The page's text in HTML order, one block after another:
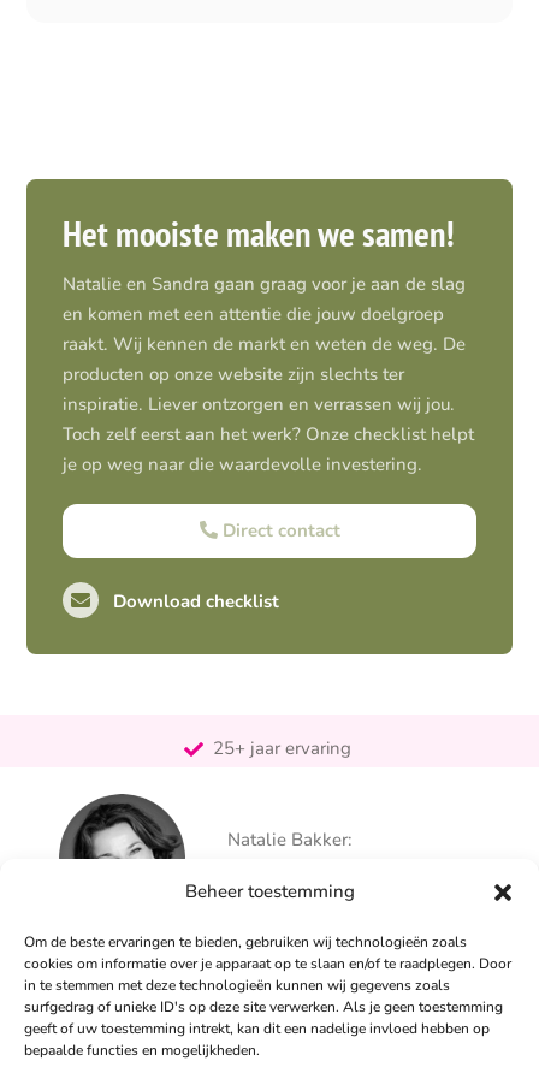
Beheer toestemming
Om de beste ervaringen te bieden, gebruiken wij technologieën zoals
cookies om informatie over je apparaat op te slaan en/of te raadplegen. Door
in te stemmen met deze technologieën kunnen wij gegevens zoals
surfgedrag of unieke ID's op deze site verwerken. Als je geen toestemming
geeft of uw toestemming intrekt, kan dit een nadelige invloed hebben op
bepaalde functies en mogelijkheden.
Het mooiste maken we samen!
Natalie en Sandra gaan graag voor je aan de slag
en komen met een attentie die jouw doelgroep
raakt. Wij kennen de markt en weten de weg. De
producten op onze website zijn slechts ter
inspiratie. Liever ontzorgen en verrassen wij jou.
Toch zelf eerst aan het werk? Onze checklist helpt
je op weg naar die waardevolle investering.
Direct contact
Download checklist
25+ jaar ervaring
Natalie Bakker:
info@alertpromotie.nl
Sandra Peters:
06 – 26 050 230
info@alertpromotie.nl